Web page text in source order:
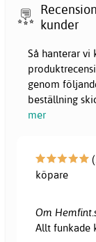
kunder
Så hanterar vi
genom
beställning
mer
köpare
Om
Allt funkade